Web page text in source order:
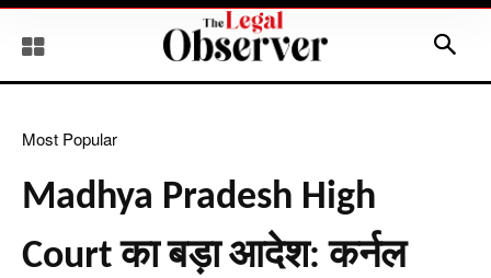
Most Popular
Madhya Pradesh High
Court का बड़ा आदेश: कर्नल